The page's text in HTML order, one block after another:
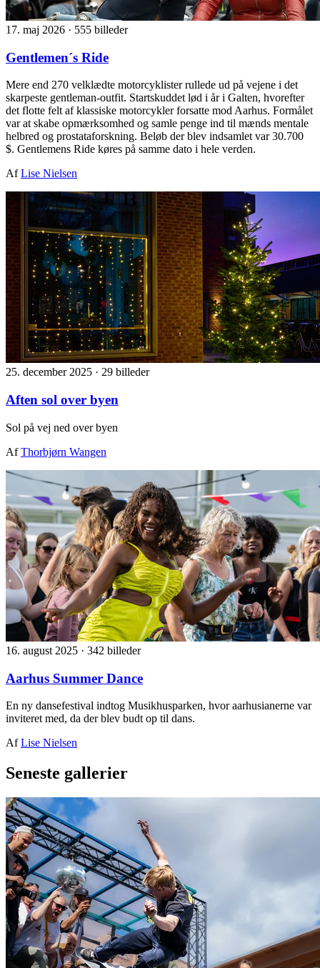
17. maj 2026 · 555 billeder
Gentlemen´s Ride
Mere end 270 velklædte motorcyklister rullede ud på vejene i det
skarpeste gentleman-outfit. Startskuddet lød i år i Galten, hvorefter
det flotte felt af klassiske motorcykler forsatte mod Aarhus. Formålet
var at skabe opmærksomhed og samle penge ind til mænds mentale
helbred og prostataforskning. Beløb der blev indsamlet var 30.700
$. Gentlemens Ride køres på samme dato i hele verden.
AfLise Nielsen
25. december 2025 · 29 billeder
Aften sol over byen
Sol på vej ned over byen
AfThorbjørn Wangen
16. august 2025 · 342 billeder
Aarhus Summer Dance
En ny dansefestival indtog Musikhusparken, hvor aarhusianerne var
inviteret med, da der blev budt op til dans.
AfLise Nielsen
Seneste gallerier